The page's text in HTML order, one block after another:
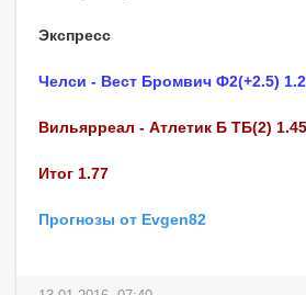
Экспресс
Челси - Вест Бромвич Ф2(+2.5)
Вильярреал - Атлетик Б ТБ(2) 1.45
Итог 1.77
Прогнозы от Evgen82